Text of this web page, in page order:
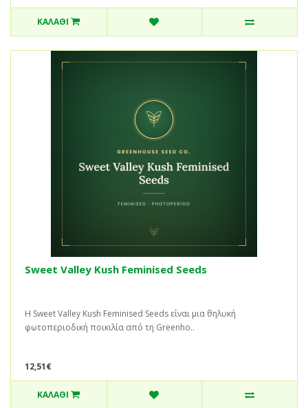
ΚΑΛΆΘΙ
Sweet Valley Kush Feminised Seeds
Η Sweet Valley Kush Feminised Seeds είναι μια θηλυκή
φωτοπεριοδική ποικιλία από τη Greenho..
12,51€
ΚΑΛΆΘΙ